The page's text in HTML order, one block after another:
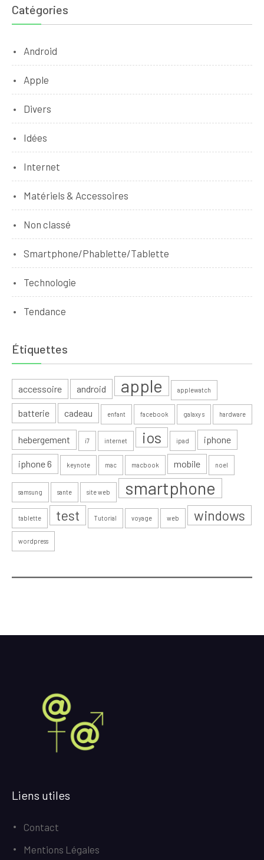
Catégories
Android
Apple
Divers
Idées
Internet
Matériels & Accessoires
Non classé
Smartphone/Phablette/Tablette
Technologie
Tendance
Étiquettes
accessoire android apple applewatch
batterie cadeau enfant facebook galaxy s hardware
hebergement i7 internet ios ipad iphone
iphone 6 keynote mac macbook mobile noel
samsung sante site web smartphone
tablette test Tutorial voyage web windows
wordpress
Liens utiles
Contact
Mentions Légales